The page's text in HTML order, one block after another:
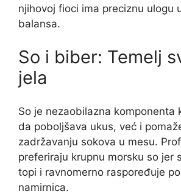
njihovoj fioci ima preciznu ulogu
balansa.
So i biber: Temelj
jela
So je nezaobilazna komponenta
da poboljšava ukus, već i
zadržavanju sokova u mesu.
preferiraju krupnu morsku so jer
topi i ravnomerno raspoređuje
namirnica.